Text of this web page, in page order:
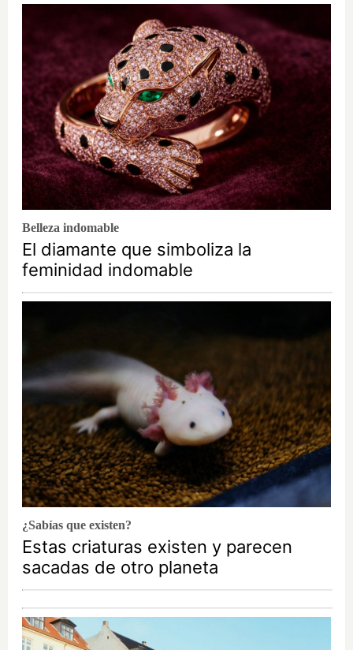
Belleza indomable
El diamante que simboliza la
feminidad indomable
¿Sabías que existen?
Estas criaturas existen y parecen
sacadas de otro planeta